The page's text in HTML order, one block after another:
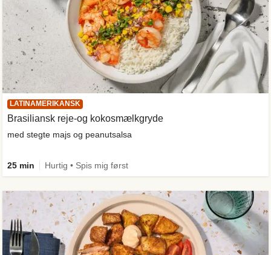
LATINAMERIKANSK
Brasiliansk reje-og kokosmælkgryde
med stegte majs og peanutsalsa
25 min Hurtig • Spis mig først